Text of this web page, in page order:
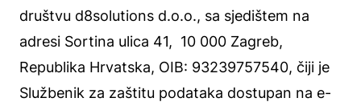
društvu d8solutions d.o.o., sa sjedištem na
adresi Sortina ulica 41, 10 000 Zagreb,
Republika Hrvatska, OIB: 93239757540, čiji je
Službenik za zaštitu podataka dostupan na e-